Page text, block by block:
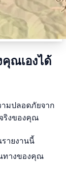
ณเองได้
มปลอดภัยจาก
ริงของคุณ
ายงานนี้
ทางของคุณ